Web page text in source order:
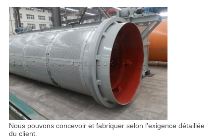
Nous pouvons concevoir et fabriquer selon l'exigence détaillée
du client.